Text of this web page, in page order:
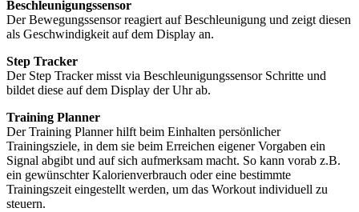
Beschleunigungssensor
Der Bewegungssensor reagiert auf Beschleunigung und zeigt diesen
als Geschwindigkeit auf dem Display an.
Step Tracker
Der Step Tracker misst via Beschleunigungssensor Schritte und
bildet diese auf dem Display der Uhr ab.
Training Planner
Der Training Planner hilft beim Einhalten persönlicher
Trainingsziele, in dem sie beim Erreichen eigener Vorgaben ein
Signal abgibt und auf sich aufmerksam macht. So kann vorab z.B.
ein gewünschter Kalorienverbrauch oder eine bestimmte
Trainingszeit eingestellt werden, um das Workout individuell zu
steuern.